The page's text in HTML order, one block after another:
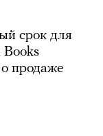
срок для
Books
продаже